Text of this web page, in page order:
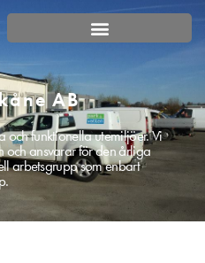
AB
och funktionella utemiljöer. Vi
ansvarar för den årliga
arbetsgrupp som enbart